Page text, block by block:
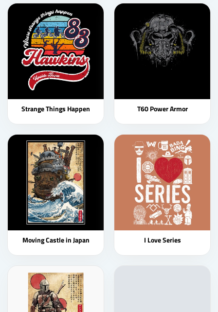
Strange Things Happen T60 Power Armor
Moving Castle in Japan I Love Series